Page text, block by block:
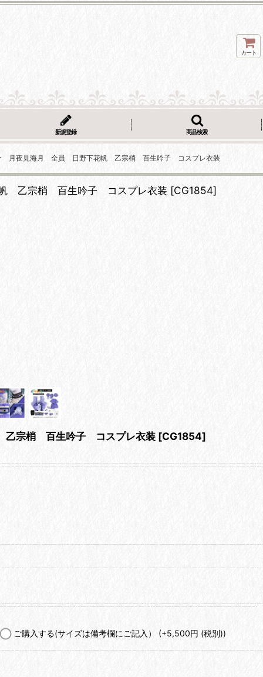
カート
新規登録 商品検索
ケ 月夜見海月 全員 日野下花帆 乙宗梢 百生吟子 コスプレ衣装
帆 乙宗梢 百生吟子 コスプレ衣装 [CG1854]
乙宗梢 百生吟子 コスプレ衣装 [CG1854]
ご購入する(サイズは備考欄にご記入） (+5,500円 (税別))